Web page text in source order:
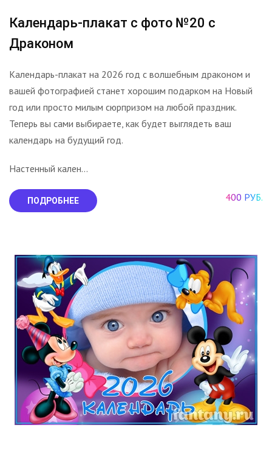
Календарь-плакат с фото №20 с
Драконом
Календарь-плакат на 2026 год с волшебным драконом и
вашей фотографией станет хорошим подарком на Новый
год или просто милым сюрпризом на любой праздник.
Теперь вы сами выбираете, как будет выглядеть ваш
календарь на будущий год.
Настенный кален...
ПОДРОБНЕЕ 400 РУБ.